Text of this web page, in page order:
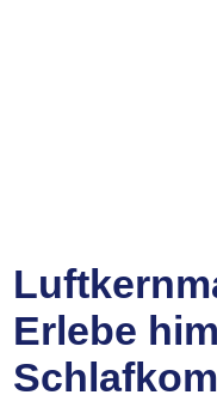
Erlebe